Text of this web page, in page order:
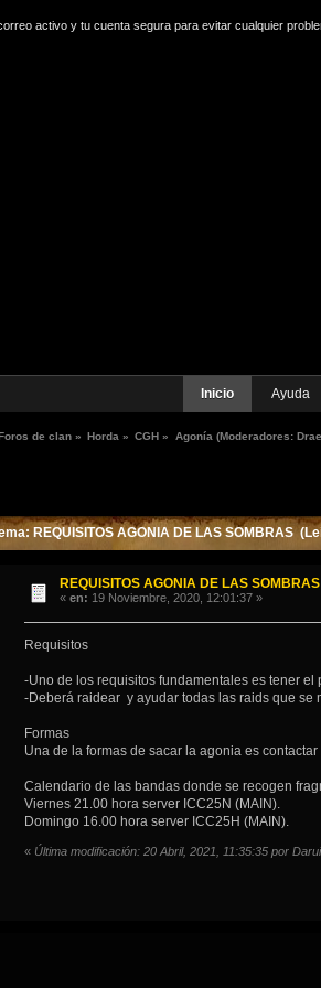
activo y tu cuenta segura para evitar cualquier
Inicio Ayuda
Foros de clan » Horda » CGH » Agonía (Moderadores:
REQUISITOS AGONIA DE LAS SOMBRAS
REQUISITOS AGONIA DE LAS SOMBRAS
« en: 19 Noviembre, 2020, 12:01:37 »
Requisitos
-Uno de los requisitos fundamentales es tener el
-Deberá raidear y ayudar todas las raids que se
Formas
Una de la formas de sacar la agonia es
Calendario de las bandas donde se recogen
Viernes 21.00 hora server ICC25N (MAIN).
Domingo 16.00 hora server ICC25H (MAIN).
« Última modificación: 20 Abril, 2021, 11:35:35 por